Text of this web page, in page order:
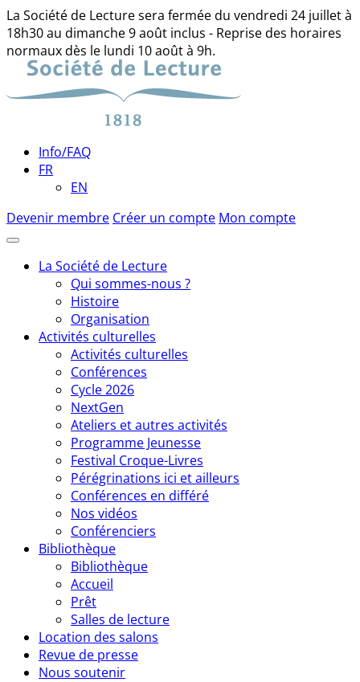
La Société de Lecture sera fermée du vendredi 24 juillet à
18h30 au dimanche 9 août inclus - Reprise des horaires
normaux dès le lundi 10 août à 9h.
Skip
content
Info/FAQ
FR
EN
Devenir membre Créer un compte Mon compte
La Société de Lecture
Qui sommes-nous ?
Histoire
Organisation
Activités culturelles
Activités culturelles
Conférences
Cycle 2026
NextGen
Ateliers et autres activités
Programme Jeunesse
Festival Croque-Livres
Pérégrinations ici et ailleurs
Conférences en différé
Nos vidéos
Conférenciers
Bibliothèque
Bibliothèque
Accueil
Prêt
Salles de lecture
Location des salons
Revue de presse
Nous soutenir